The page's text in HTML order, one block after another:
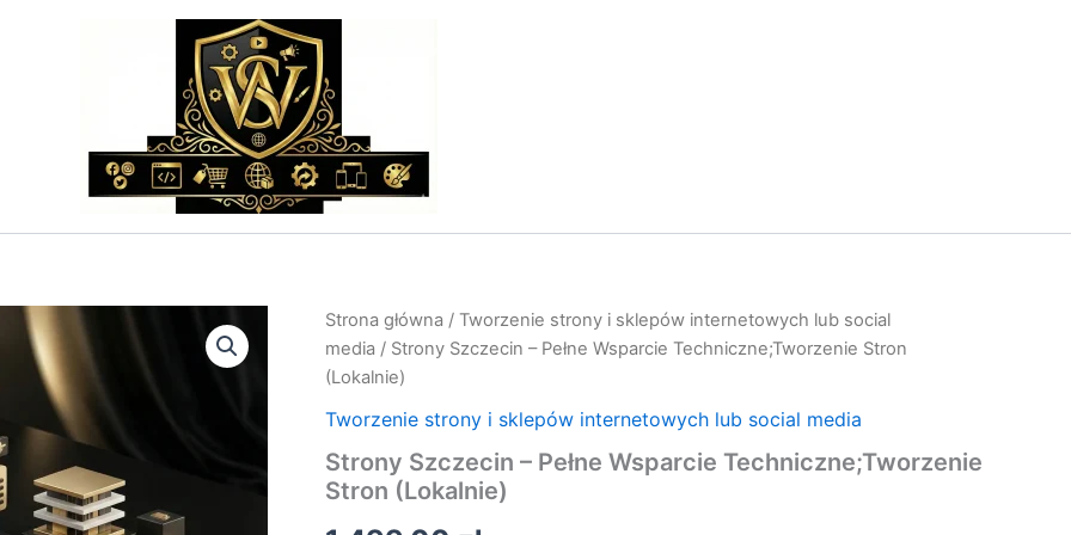
Strona główna / Tworzenie strony i sklepów internetowych lub social
media / Strony Szczecin – Pełne Wsparcie Techniczne;Tworzenie Stron
(Lokalnie)
Tworzenie strony i sklepów internetowych lub social media
Strony Szczecin – Pełne Wsparcie Techniczne;Tworzenie
Stron (Lokalnie)
ilość
Strony
Szczecin
-
Pełne
Techniczne;Tworzenie
Stron
(Lokalnie)